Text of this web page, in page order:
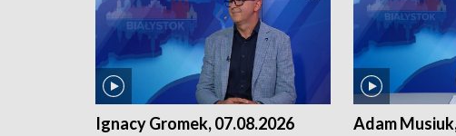
Ignacy Gromek, 07.08.2026 Adam